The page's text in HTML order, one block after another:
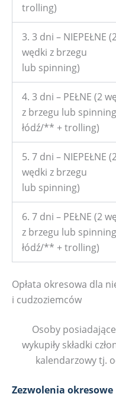
trolling)
3. 3 dni – NIEPEŁNE
wędki z brzegu
lub spinning)
4. 3 dni – PEŁNE (2
z brzegu lub
łódź/** + trolling)
5. 7 dni – NIEPEŁNE
wędki z brzegu
lub spinning)
6. 7 dni – PEŁNE (2
z brzegu lub
łódź/** + trolling)
Opłata okresowa dla
i cudzoziemców
Osoby
wykupiły składki
kalendarzowy tj.
Zezwolenia okresowe